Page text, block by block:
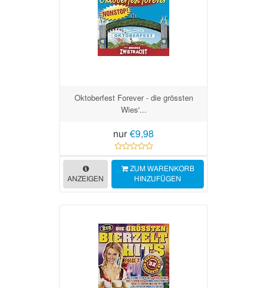
Oktoberfest Forever - die grössten
Wies'...
nur €9,98
ANZEIGEN
ZUM WARENKORB
HINZUFÜGEN